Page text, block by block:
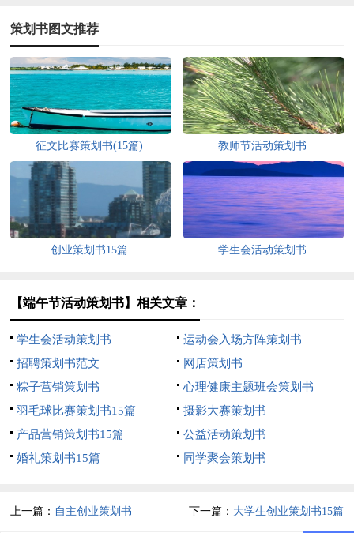
策划书图文推荐
征文比赛策划书(15篇) 教师节活动策划书
创业策划书15篇 学生会活动策划书
【端午节活动策划书】相关文章：
学生会活动策划书
运动会入场方阵策划书
招聘策划书范文
网店策划书
粽子营销策划书
心理健康主题班会策划书
羽毛球比赛策划书15篇
摄影大赛策划书
产品营销策划书15篇
公益活动策划书
婚礼策划书15篇
同学聚会策划书
上一篇： 自主创业策划书 下一篇： 大学生创业策划书15篇